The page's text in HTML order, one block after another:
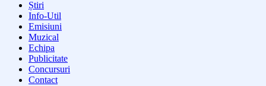
Știri
Info-Util
Emisiuni
Muzical
Echipa
Publicitate
Concursuri
Contact